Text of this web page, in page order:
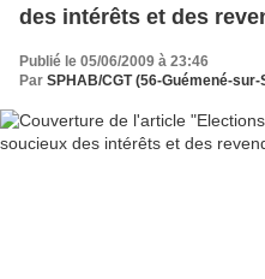
des intérêts et des
Publié le 05/06/2009 à 23:46
Par SPHAB/CGT (56-Guémené-